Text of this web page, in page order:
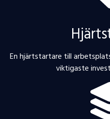
En hjärtstartare till
viktigaste